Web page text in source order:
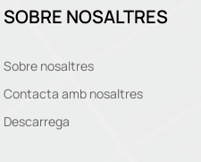
SOBRE NOSALTRES
Sobre nosaltres
Contacta amb nosaltres
Descarrega